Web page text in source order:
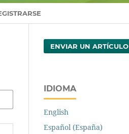
ENVIAR UN ARTÍCULO
IDIOMA
English
Español (España)